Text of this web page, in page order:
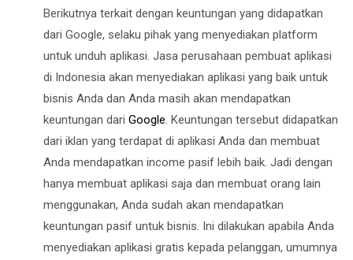
Berikutnya terkait dengan keuntungan yang didapatkan
dari Google, selaku pihak yang menyediakan platform
untuk unduh aplikasi. Jasa perusahaan pembuat aplikasi
di Indonesia akan menyediakan aplikasi yang baik untuk
bisnis Anda dan Anda masih akan mendapatkan
keuntungan dari Google. Keuntungan tersebut didapatkan
dari iklan yang terdapat di aplikasi Anda dan membuat
Anda mendapatkan income pasif lebih baik. Jadi dengan
hanya membuat aplikasi saja dan membuat orang lain
menggunakan, Anda sudah akan mendapatkan
keuntungan pasif untuk bisnis. Ini dilakukan apabila Anda
menyediakan aplikasi gratis kepada pelanggan, umumnya